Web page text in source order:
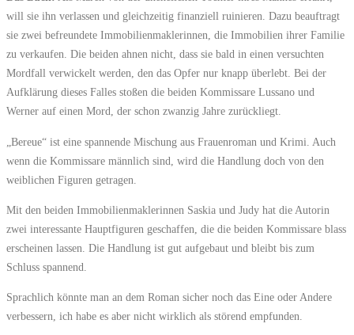
will sie ihn verlassen und gleichzeitig finanziell ruinieren. Dazu beauftragt
sie zwei befreundete Immobilienmaklerinnen, die Immobilien ihrer Familie
zu verkaufen. Die beiden ahnen nicht, dass sie bald in einen versuchten
Mordfall verwickelt werden, den das Opfer nur knapp überlebt. Bei der
Aufklärung dieses Falles stoßen die beiden Kommissare Lussano und
Werner auf einen Mord, der schon zwanzig Jahre zurückliegt.
„Bereue“ ist eine spannende Mischung aus Frauenroman und Krimi. Auch
wenn die Kommissare männlich sind, wird die Handlung doch von den
weiblichen Figuren getragen.
Mit den beiden Immobilienmaklerinnen Saskia und Judy hat die Autorin
zwei interessante Hauptfiguren geschaffen, die die beiden Kommissare blass
erscheinen lassen. Die Handlung ist gut aufgebaut und bleibt bis zum
Schluss spannend.
Sprachlich könnte man an dem Roman sicher noch das Eine oder Andere
verbessern, ich habe es aber nicht wirklich als störend empfunden.